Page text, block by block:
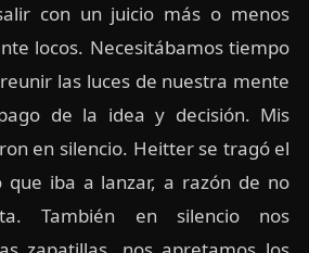
con un juicio más o menos
locos. Necesitábamos tiempo
las luces de nuestra mente
de la idea y decisión. Mis
en silencio. Heitter se tragó el
iba a lanzar, a razón de no
También en silencio nos